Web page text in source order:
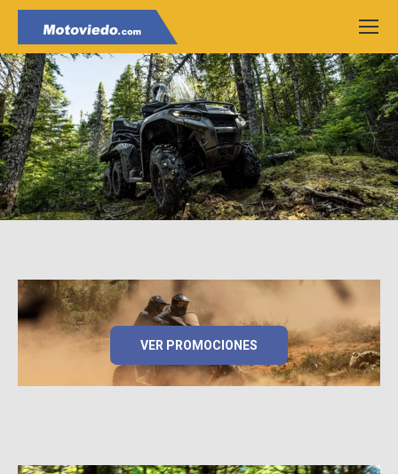
VER PROMOCIONES